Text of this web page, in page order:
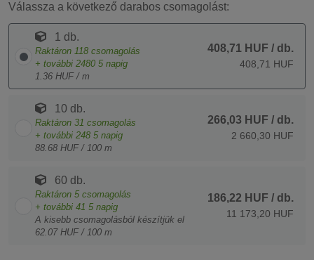
Válassza a következő darabos csomagolást:
1 db.
Raktáron 118 csomagolás
+ további 2480 5 napig
1.36 HUF / m
408,71 HUF / db.
408,71 HUF
10 db.
Raktáron 31 csomagolás
+ további 248 5 napig
88.68 HUF / 100 m
266,03 HUF / db.
2 660,30 HUF
60 db.
Raktáron 5 csomagolás
+ további 41 5 napig
A kisebb csomagolásból készítjük el
62.07 HUF / 100 m
186,22 HUF / db.
11 173,20 HUF